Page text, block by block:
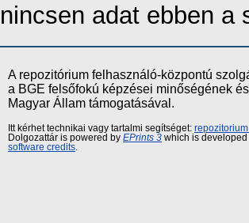
nincsen adat ebben a
A repozitórium felhasználó-központú
a BGE felsőfokú képzései minőségének
Magyar Állam támogatásával.
Itt kérhet technikai vagy tartalmi segítséget:
Dolgozattár is powered by EPrints 3 which is developed
software credits